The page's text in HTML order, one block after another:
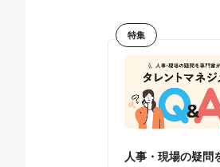
特集
人事・現場の疑問